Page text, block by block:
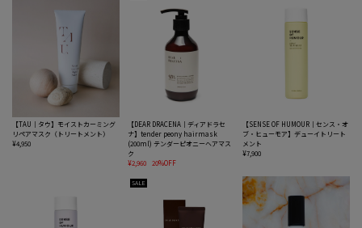
【TAU｜タウ】モイストカーミング
リペアマスク（トリートメント）
¥4,950
【DEAR DRACENA｜ディアドラセ
ナ】tender peony hairmask
(200ml) テンダーピオニーヘアマス
ク
¥2,960
20%OFF
【SENSE OF HUMOUR｜センス・オ
ブ・ヒューモア】デューイトリート
メント
¥7,900
SALE